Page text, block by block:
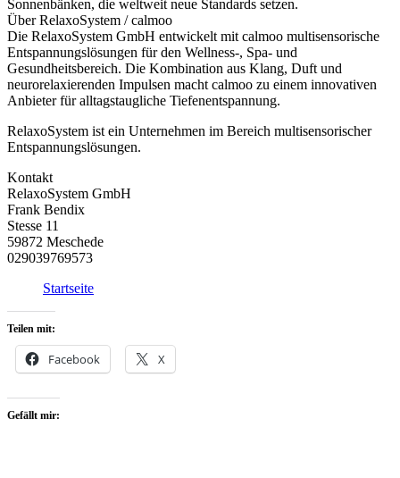
Sonnenbänken, die weltweit neue Standards setzen.
Über RelaxoSystem / calmoo
Die RelaxoSystem GmbH entwickelt mit calmoo multisensorische
Entspannungslösungen für den Wellness-, Spa- und
Gesundheitsbereich. Die Kombination aus Klang, Duft und
neurorelaxierenden Impulsen macht calmoo zu einem innovativen
Anbieter für alltagstaugliche Tiefenentspannung.
RelaxoSystem ist ein Unternehmen im Bereich multisensorischer
Entspannungslösungen.
Kontakt
RelaxoSystem GmbH
Frank Bendix
Stesse 11
59872 Meschede
029039769573
Startseite
Teilen mit:
Facebook X
Gefällt mir: